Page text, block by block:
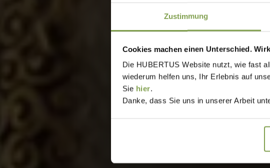
Zustimmung
Cookies machen einen Unterschied.
Die HUBERTUS Website nutzt, wie fast
wiederum helfen uns, Ihr Erlebnis auf
Sie hier.
Danke, dass Sie uns in unserer Arbeit